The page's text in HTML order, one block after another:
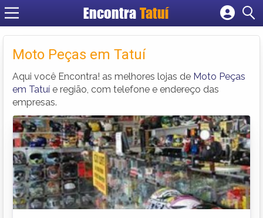
Encontra Tatuí
Cadastrar empresa
Criar conta
Moto Peças em Tatuí
Aqui você Encontra! as melhores lojas de Moto Peças
em Tatuí e região, com telefone e endereço das
empresas.